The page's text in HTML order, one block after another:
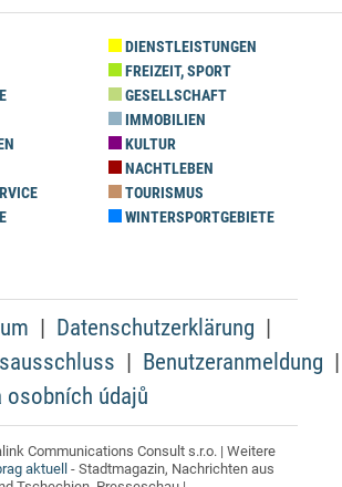
DIENSTLEISTUNGEN
FREIZEIT, SPORT
GESELLSCHAFT
IMMOBILIEN
KULTUR
NACHTLEBEN
TOURISMUS
WINTERSPORTGEBIETE
Datenschutzerklärung
Benutzeranmeldung
osobních údajů
Communications Consult s.r.o. | Weitere
aktuell - Stadtmagazin, Nachrichten aus